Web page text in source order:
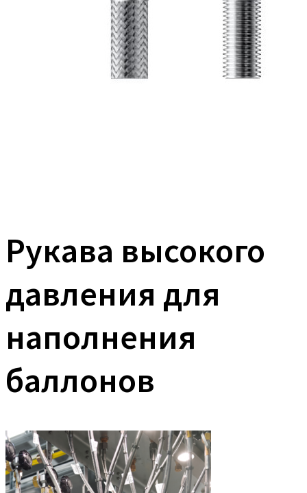
Рукава высокого
давления для
наполнения
баллонов